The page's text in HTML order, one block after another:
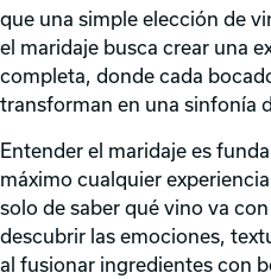
que una simple elección de
el maridaje busca crear una
completa, donde cada
transforman en una sinfonía
Entender el maridaje es
máximo cualquier
solo de saber qué vino va
descubrir las emociones,
al fusionar ingredientes con